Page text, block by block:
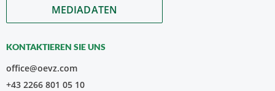
MEDIADATEN
KONTAKTIEREN SIE UNS
office@oevz.com
+43 2266 801 05 10